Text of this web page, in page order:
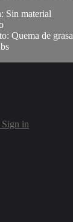
Sin material
Quema de grasa
Sign in